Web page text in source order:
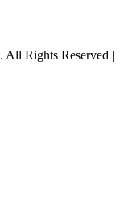
. All Rights Reserved |